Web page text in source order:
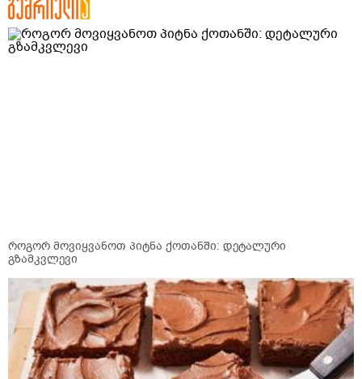
როგორ მოვიყვანოთ პიტნა ქოთანში: დეტალური
გზამკვლევი